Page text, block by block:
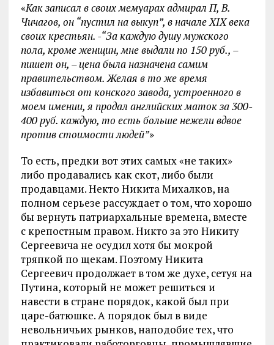
«Как записал в своих мемуарах адмирал П, В.
Чичагов, он “пустил на выкуп”, в начале XIX века
своих крестьян. -“За каждую душу мужского
пола, кроме женщин, мне выдали по 150 руб., –
пишет он, – цена была назначена самим
правительством. Желая в то же время
избавиться от конского завода, устроенного в
моем имении, я продал английских маток за 300-
400 руб. каждую, то есть больше нежели вдвое
против стоимости людей”»
То есть, предки вот этих самых «не таких»
либо продавались как скот, либо были
продавцами. Некто Никита Михалков, на
полном серьезе рассуждает о том, что хорошо
бы вернуть патриархальные времена, вместе
с крепостным правом. Никто за это Никиту
Сергеевича не осудил хотя бы мокрой
тряпкой по щекам. Поэтому Никита
Сергеевич продолжает в том же духе, сетуя на
Путина, который не может решиться и
навести в стране порядок, какой был при
царе-батюшке. А порядок был в виде
невольничьих рынков, наподобие тех, что